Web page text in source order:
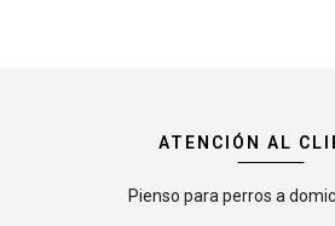
ATENCIÓN AL
Pienso para perros a